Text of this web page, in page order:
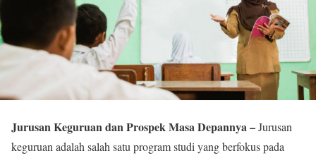
Jurusan Keguruan dan Prospek Masa Depannya –Jurusan
keguruan adalah salah satu program studi yang berfokus pada